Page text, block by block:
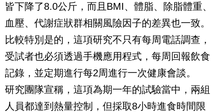
皆下降了8.0公斤，而且BMI、體脂、除脂體重、
血壓、代謝症狀群相關風險因子的差異也一致。
比較特別是的，這項研究不只有每周電話調查，
受試者也必須透過手機應用程式，每周回報飲食
記錄，並定期進行每2周進行一次健康會談。
研究團隊宣稱，這項為期一年的試驗當中，兩組
人員都達到熱量控制，但採取8小時進食時間限